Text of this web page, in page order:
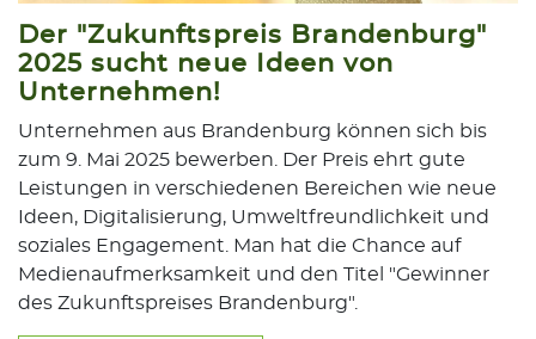
Der "Zukunftspreis Brandenburg"
2025 sucht neue Ideen von
Unternehmen!
Unternehmen aus Brandenburg können sich bis
zum 9. Mai 2025 bewerben. Der Preis ehrt gute
Leistungen in verschiedenen Bereichen wie neue
Ideen, Digitalisierung, Umweltfreundlichkeit und
soziales Engagement. Man hat die Chance auf
Medienaufmerksamkeit und den Titel "Gewinner
des Zukunftspreises Brandenburg".